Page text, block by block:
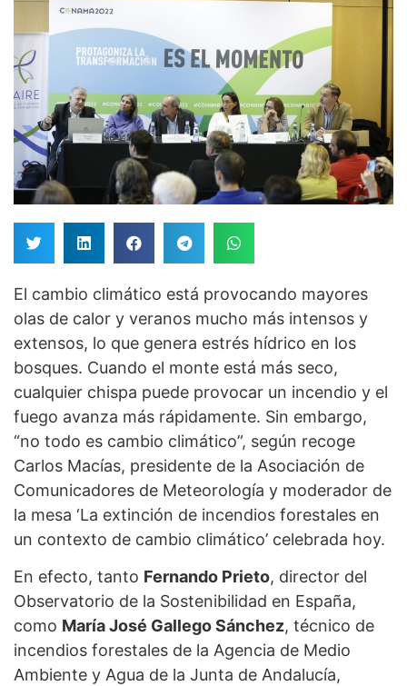
El cambio climático está provocando mayores
olas de calor y veranos mucho más intensos y
extensos, lo que genera estrés hídrico en los
bosques. Cuando el monte está más seco,
cualquier chispa puede provocar un incendio y el
fuego avanza más rápidamente. Sin embargo,
“no todo es cambio climático”, según recoge
Carlos Macías, presidente de la Asociación de
Comunicadores de Meteorología y moderador de
la mesa ‘La extinción de incendios forestales en
un contexto de cambio climático’ celebrada hoy.
En efecto, tanto Fernando Prieto, director del
Observatorio de la Sostenibilidad en España,
como María José Gallego Sánchez, técnico de
incendios forestales de la Agencia de Medio
Ambiente y Agua de la Junta de Andalucía,